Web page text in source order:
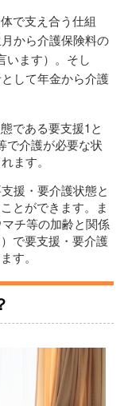
で支え合う仕組
から介護保険料の
います）。そし
して年金から介護
である要支援1と
で介護が必要な状
ます。
援・要介護状態と
とができます。ま
チ等の加齢と関係
で要支援・要介護
す。